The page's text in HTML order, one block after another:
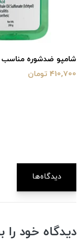
شامپو ضدشوره مناسب
410,700 تومان
دیدگاه‌ها
دیدگاه خود را